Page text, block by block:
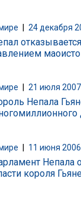
24 декабря
21 июля 2007
Непала
| 11 июня 2006
Непала
короля